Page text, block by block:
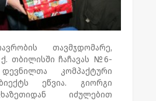
მიიღო.
თავმჯდომარე,
თბილისში ჩაჩავას №6-
კომპაქტური
ეწვია. გიორგი
იძულებით